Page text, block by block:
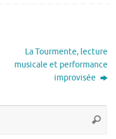
La Tourmente, lecture
musicale et performance
improvisée